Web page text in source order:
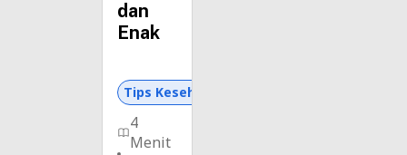
dan
Enak
Tips Kesehatan dan Asuransi
4
Menit